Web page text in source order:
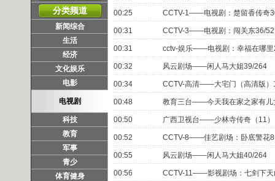
分类频道
新闻综合
生活
经济
文化娱乐
电影
电视剧
科技
教育
军事
青少
体育健身
00:25 CCTV-1——电视剧：楚留香传奇
00:31 CCTV-3——电视剧：闯关东36/52
00:31 cctv-娱乐——电视剧：幸福在哪里
00:32 风云剧场——闲人马大姐39/264
00:34 CCTV-高清——大宅门（高清版）
00:48 教育三台——今天我在家之家有儿
00:50 广西卫视台——少林寺传奇（11）
00:52 CCTV-8——佳艺剧场：卧底警花8
00:55 风云剧场——闲人马大姐40/264
00:56 CCTV-11——影视剧场：七剑下天